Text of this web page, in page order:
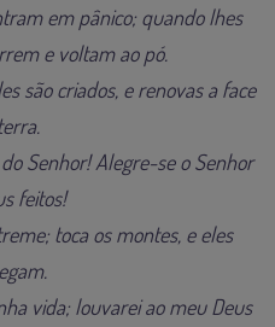
em pânico; quando lhes
e voltam ao pó.
são criados, e renovas a face
Senhor! Alegre-se o Senhor
feitos!
toca os montes, e eles
vida; louvarei ao meu Deus